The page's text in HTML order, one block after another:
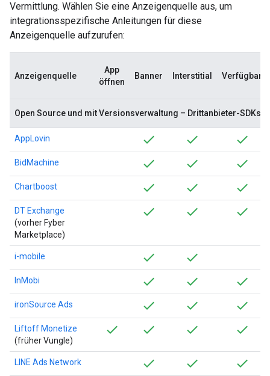
Vermittlung. Wählen Sie eine Anzeigenquelle aus, um
integrationsspezifische Anleitungen für diese
Anzeigenquelle aufzurufen:
Anzeigenquelle
App
öffnen
Banner Interstitial Verfügbar
Open Source und mit Versionsverwaltung – Drittanbieter-SDKs
AppLovin
BidMachine
Chartboost
DT Exchange
(vorher Fyber
Marketplace)
i-mobile
InMobi
ironSource Ads
Liftoff Monetize
(früher Vungle)
LINE Ads Network